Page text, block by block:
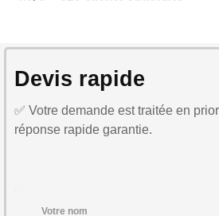
Devis rapide
✅ Votre demande est traitée en
réponse rapide garantie.
Votre nom